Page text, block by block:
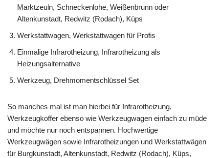
Marktzeuln, Schneckenlohe, Weißenbrunn oder
Altenkunstadt, Redwitz (Rodach), Küps
Werkstattwagen, Werkstattwagen für Profis
Einmalige Infrarotheizung, Infrarotheizung als
Heizungsalternative
Werkzeug, Drehmomentschlüssel Set
So manches mal ist man hierbei für Infrarotheizung,
Werkzeugkoffer ebenso wie Werkzeugwagen einfach zu müde
und möchte nur noch entspannen. Hochwertige
Werkzeugwägen sowie Infrarotheizungen und Werkstattwägen
für Burgkunstadt, Altenkunstadt, Redwitz (Rodach), Küps,